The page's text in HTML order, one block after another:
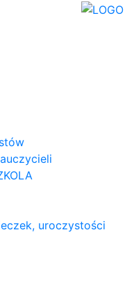
uroczystości